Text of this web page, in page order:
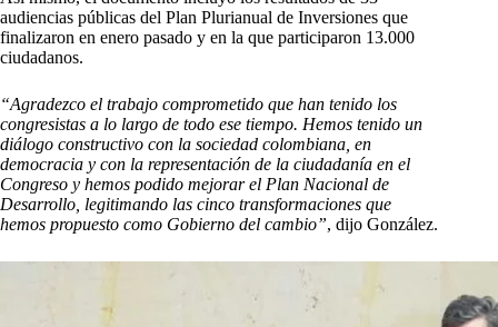
audiencias públicas del Plan Plurianual de Inversiones que
finalizaron en enero pasado y en la que participaron 13.000
ciudadanos.
“Agradezco el trabajo comprometido que han tenido los
congresistas a lo largo de todo ese tiempo. Hemos tenido un
diálogo constructivo con la sociedad colombiana, en
democracia y con la representación de la ciudadanía en el
Congreso y hemos podido mejorar el Plan Nacional de
Desarrollo, legitimando las cinco transformaciones que
hemos propuesto como Gobierno del cambio”, dijo González.